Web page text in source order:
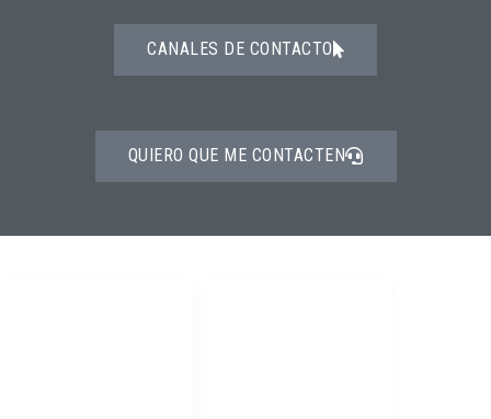
CANALES DE CONTACTO
QUIERO QUE ME CONTACTEN